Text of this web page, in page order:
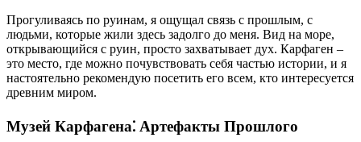
Прогуливаясь по руинам, я ощущал связь с прошлым, с
людьми, которые жили здесь задолго до меня. Вид на море,
открывающийся с руин, просто захватывает дух. Карфаген –
это место, где можно почувствовать себя частью истории, и я
настоятельно рекомендую посетить его всем, кто интересуется
древним миром.
Музей Карфагена⁚ Артефакты Прошлого